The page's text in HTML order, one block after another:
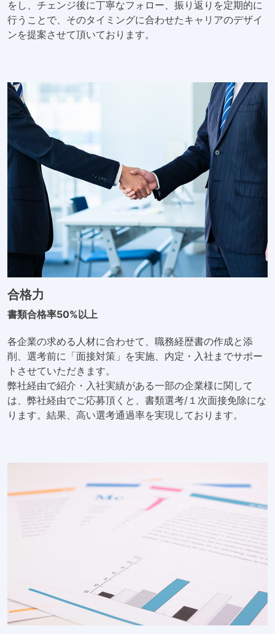
をし、チェンジ後に丁寧なフォロー、振り返りを定期的に
行うことで、そのタイミングに合わせたキャリアのデザイ
ンを提案させて頂いております。
合格力
書類合格率50%以上
各企業の求める人材に合わせて、職務経歴書の作成と添
削、選考前に「面接対策」を実施、内定・入社までサポー
トさせていただきます。
弊社経由で紹介・入社実績がある一部の企業様に関して
は、弊社経由でご応募頂くと、書類選考/１次面接免除にな
ります。結果、高い選考通過率を実現しております。